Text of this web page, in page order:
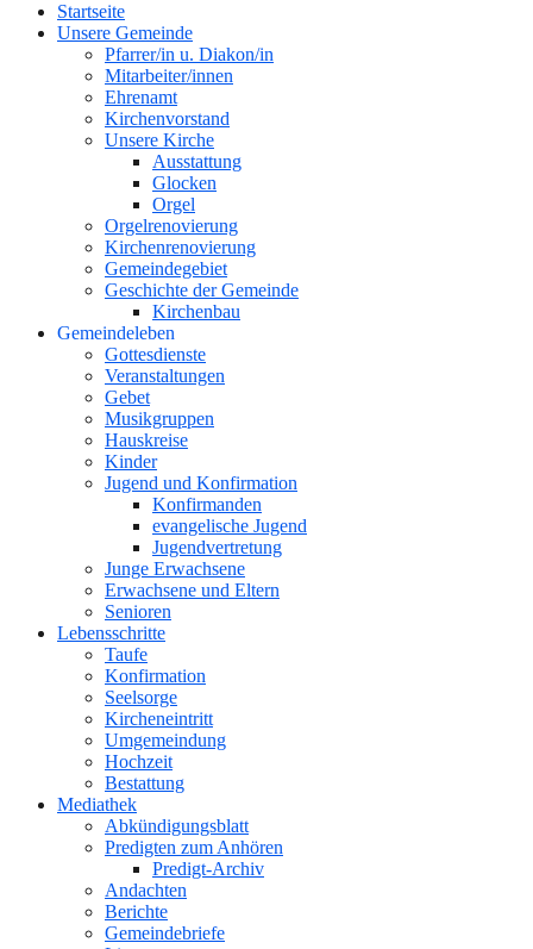
oben
Startseite
Unsere Gemeinde
Pfarrer/in u. Diakon/in
Mitarbeiter/innen
Ehrenamt
Kirchenvorstand
Unsere Kirche
Ausstattung
Glocken
Orgel
Orgelrenovierung
Kirchenrenovierung
Gemeindegebiet
Geschichte der Gemeinde
Kirchenbau
Gemeindeleben
Gottesdienste
Veranstaltungen
Gebet
Musikgruppen
Hauskreise
Kinder
Jugend und Konfirmation
Konfirmanden
evangelische Jugend
Jugendvertretung
Junge Erwachsene
Erwachsene und Eltern
Senioren
Lebensschritte
Taufe
Konfirmation
Seelsorge
Kircheneintritt
Umgemeindung
Hochzeit
Bestattung
Mediathek
Abkündigungsblatt
Predigten zum Anhören
Predigt-Archiv
Andachten
Berichte
Gemeindebriefe